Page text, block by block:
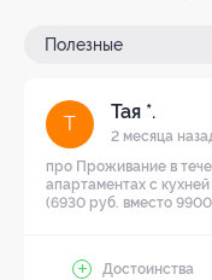
Полезные
Т
Тая *.
2 месяца
про Проживание в
апартаментах с
(6930 руб. вместо
Достоинства